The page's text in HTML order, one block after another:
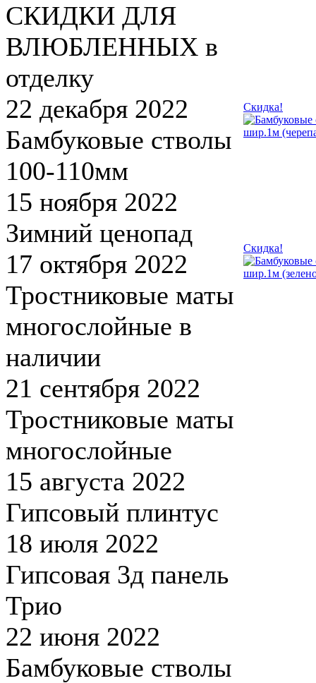
СКИДКИ ДЛЯ
ВЛЮБЛЕННЫХ в
отделку
22 декабря 2022
Бамбуковые стволы
100-110мм
15 ноября 2022
Зимний ценопад
17 октября 2022
Тростниковые маты
многослойные в
наличии
21 сентября 2022
Тростниковые маты
многослойные
15 августа 2022
Гипсовый плинтус
18 июля 2022
Гипсовая 3д панель
Трио
22 июня 2022
Бамбуковые стволы
Скидка!
Скидка!